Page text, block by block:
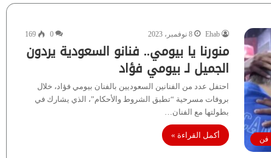
فن
Ehab 8 نوفمبر، 2023 0
169
منورنا يا بيومي.. فنانو السعودية يردون
الجميل لـ بيومي فؤاد
احتفل عدد من الفنانين السعوديين بالفنان بيومي فؤاد، خلال
بروفات مسرحية “تطبق الشروط والأحكام”، الذي يشارك في
بطولتها مع الفنان…
أكمل القراءة »